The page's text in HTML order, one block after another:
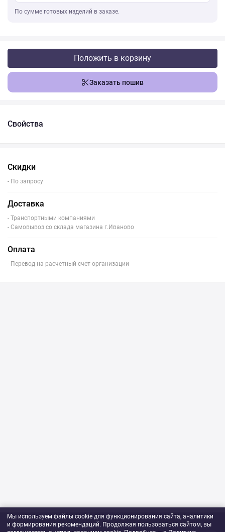
По сумме готовых изделий в заказе.
Положить в корзину
Заказать пошив
Свойства
Скидки
- По запросу
Доставка
- Транспортными компаниями
- Самовывоз со склада магазина г.Иваново
Оплата
- Перевод на расчетный счет организации
Мы используем файлы cookie для функционирования сайта, аналитики
и формирования рекомендаций. Продолжая пользоваться сайтом, вы